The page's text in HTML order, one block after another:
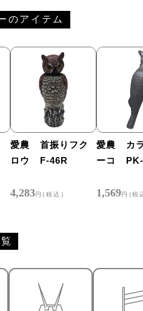
のアイテム
愛農 首振りフク
ロウ F-46R
4,283円(税込)
愛農 カ
ーコ
1,569円(税